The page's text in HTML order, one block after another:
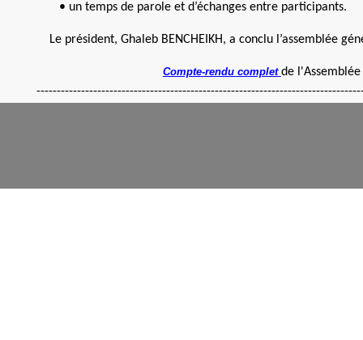
• un temps de parole et d’échanges entre participants.
Le président, Ghaleb BENCHEIKH, a conclu l’assemblée
Compte-rendu complet de